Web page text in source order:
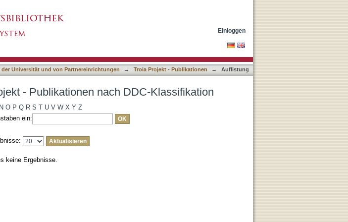
Einloggen
Universität und von Partnereinrichtungen → Troia Projekt - Publikationen →
Auflistung
- Publikationen nach DDC-Klassifikation
N O P Q R S T U V W X Y Z
ein:
keine Ergebnisse.